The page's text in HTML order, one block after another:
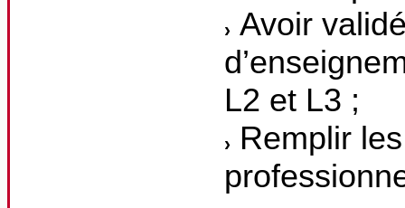
Avoir
L2 et L3 ;
Remplir